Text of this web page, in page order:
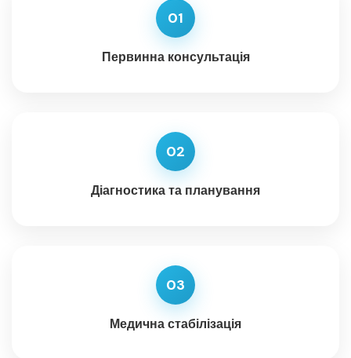
01
Первинна консультація
02
Діагностика та планування
03
Медична стабілізація